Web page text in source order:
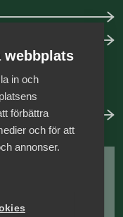
vår digitala
webbplats
in och
förbättra
och för att
annonser.